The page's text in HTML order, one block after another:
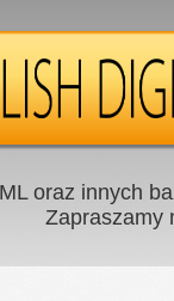
oraz innych
Zapraszamy